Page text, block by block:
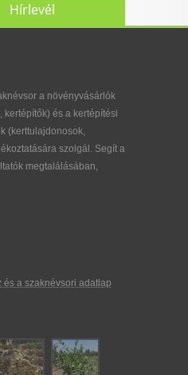
Hírlevél
a növényvásárlók
kertépítők) és a kertépítési
(kerttulajdonosok,
szolgál. Segít a
megtalálásában,
és a szaknévsori adatlap